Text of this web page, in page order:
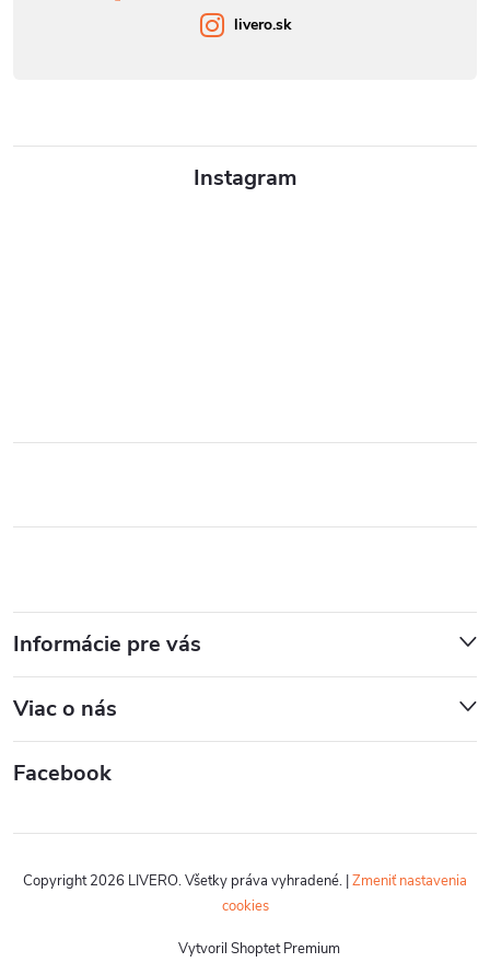
Instagram
Informácie pre vás
Viac o nás
Facebook
livero.sk
Vytvoril Shoptet Premium
Copyright 2026 LIVERO. Všetky práva vyhradené. |Zmeniť nastavenia
cookies